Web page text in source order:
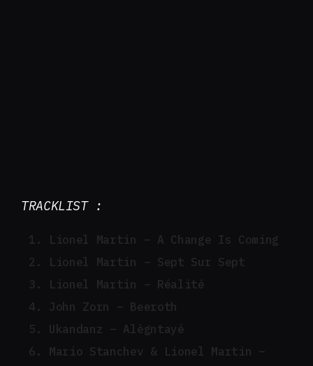
TRACKLIST :
Lionel Martin – A Change Is Coming
Lionel Martin – Sept Sur Sept
Lionel Martin – Réalité
John Zorn – Beeroth
Ukandanz – Alègntayé
Mario Stanchev & Lionel Martin –